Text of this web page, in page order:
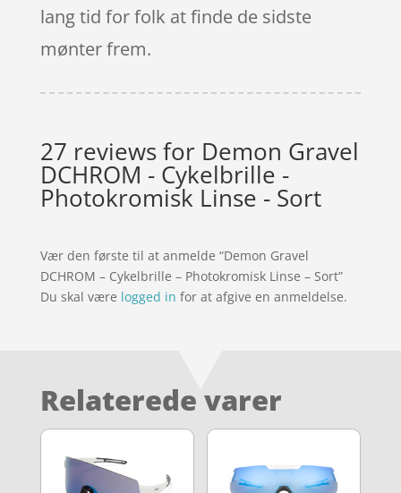
lang tid for folk at finde de sidste
mønter frem.
27 reviews for Demon Gravel
DCHROM - Cykelbrille -
Photokromisk Linse - Sort
Vær den første til at anmelde “Demon Gravel
DCHROM – Cykelbrille – Photokromisk Linse – Sort”
Du skal være logged in for at afgive en anmeldelse.
Relaterede varer